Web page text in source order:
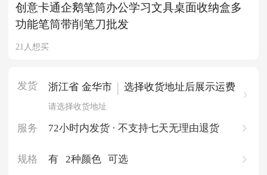
创意卡通企鹅笔筒办公学习文具桌面收纳盒多
功能笔筒带削笔刀批发
21人想买
发货 浙江省 金华市 | 选择收货地址后展示运费
请选择收货地址
服务 72小时内发货 · 不支持七天无理由退货
规格 有 2种颜色 可选